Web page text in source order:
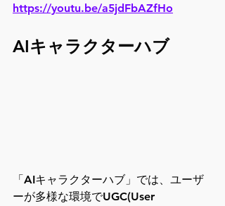
https://youtu.be/a5jdFbAZfHo
AIキャラクターハブ
「AIキャラクターハブ」では、ユーザ
ーが多様な環境でUGC(User